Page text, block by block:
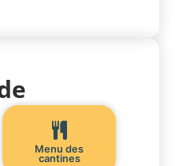
Menu des
cantines